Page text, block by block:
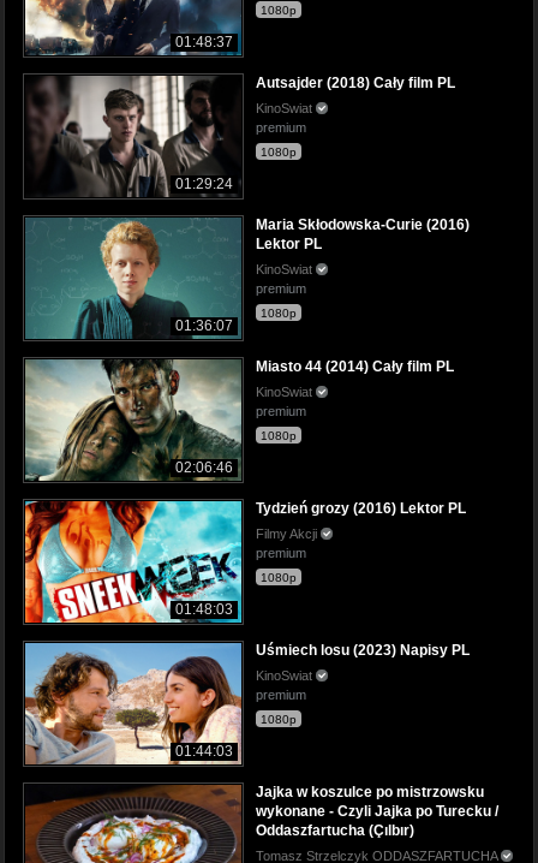
01:48:37
1080p
01:29:24
Autsajder (2018) Cały film PL
KinoSwiat
premium
1080p
01:36:07
Maria Skłodowska-Curie (2016)
Lektor PL
KinoSwiat
premium
1080p
02:06:46
Miasto 44 (2014) Cały film PL
KinoSwiat
premium
1080p
01:48:03
Tydzień grozy (2016) Lektor PL
Filmy Akcji
premium
1080p
01:44:03
Uśmiech losu (2023) Napisy PL
KinoSwiat
premium
1080p
Jajka w koszulce po mistrzowsku
wykonane - Czyli Jajka po Turecku /
Oddaszfartucha (Çılbır)
Tomasz Strzelczyk ODDASZFARTUCHA